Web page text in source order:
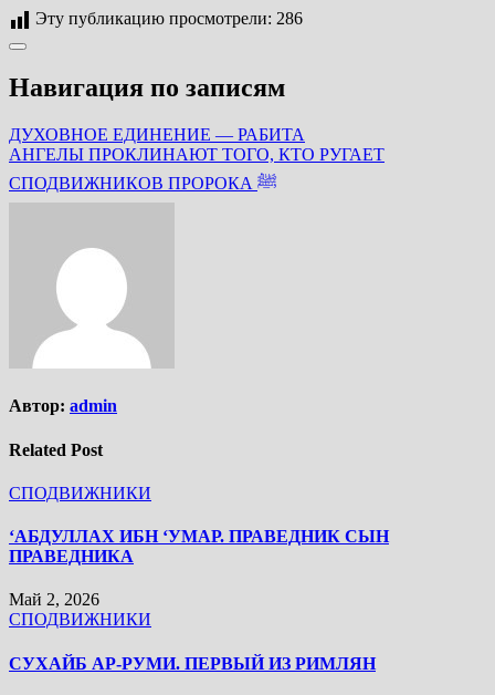
Эту публикацию просмотрели: 286
Навигация по записям
ДУХОВНОЕ ЕДИНЕНИЕ — РАБИТА
АНГЕЛЫ ПРОКЛИНАЮТ ТОГО, КТО РУГАЕТ
СПОДВИЖНИКОВ ПРОРОКА ﷺ
Автор: admin
Related Post
СПОДВИЖНИКИ
‘АБДУЛЛАХ ИБН ‘УМАР. ПРАВЕДНИК СЫН
ПРАВЕДНИКА
Май 2, 2026
СПОДВИЖНИКИ
СУХАЙБ АР-РУМИ. ПЕРВЫЙ ИЗ РИМЛЯН